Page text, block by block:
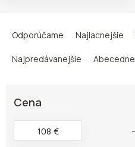
e
Odporúčame Najlacnejšie
Najpredávanejšie Abecedne
Cena
€
108